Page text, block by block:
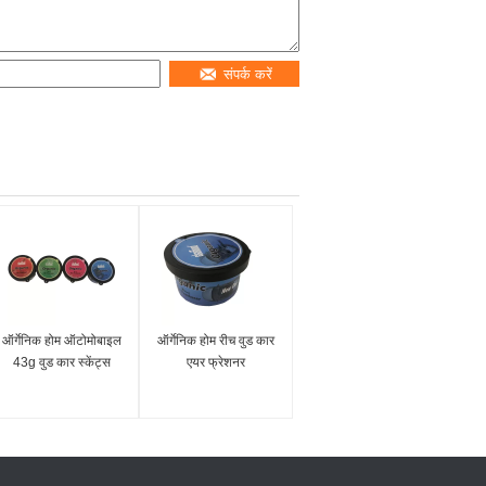
संपर्क करें
ऑर्गेनिक होम ऑटोमोबाइल
43g वुड कार स्केंट्स
ऑर्गेनिक होम रीच वुड कार
एयर फ्रेशनर